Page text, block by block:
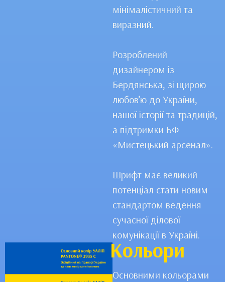
мінімалістичний та
виразний.
Розроблений
дизайнером із
Бердянська, зі щирою
любов’ю до України,
нашої історії та традицій,
а підтримки БФ
«Мистецький арсенал».
Шрифт має великий
потенціал стати новим
стандартом ведення
сучасної ділової
комунікації в Україні.
Кольори
Основними кольорами